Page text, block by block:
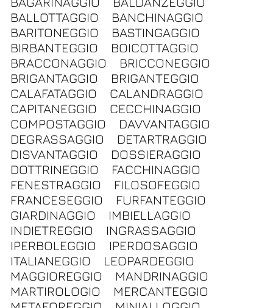
BALLOTTAGGIO
BANCHINAGGIO
BARITONEGGIO
BASTINGAGGIO
BIRBANTEGGIO
BOICOTTAGGIO
BRACCONAGGIO
BRICCONEGGIO
BRIGANTAGGIO
BRIGANTEGGIO
CALAFATAGGIO
CALANDRAGGIO
CAPITANEGGIO
CECCHINAGGIO
COMPOSTAGGIO
DAVVANTAGGIO
DEGRASSAGGIO
DETARTRAGGIO
DISVANTAGGIO
DOSSIERAGGIO
DOTTRINEGGIO
FACCHINAGGIO
FENESTRAGGIO
FILOSOFEGGIO
FRANCESEGGIO
FURFANTEGGIO
GIARDINAGGIO
IMBIELLAGGIO
INDIETREGGIO
INGRASSAGGIO
IPERBOLEGGIO
IPERDOSAGGIO
ITALIANEGGIO
LEOPARDEGGIO
MAGGIOREGGIO
MANDRINAGGIO
MARTIROLOGIO
MERCANTEGGIO